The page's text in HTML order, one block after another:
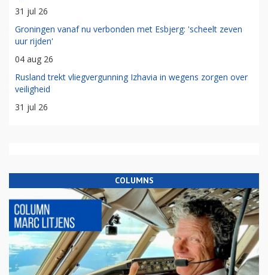
31 jul 26
Groningen vanaf nu verbonden met Esbjerg: 'scheelt zeven
uur rijden'
04 aug 26
Rusland trekt vliegvergunning Izhavia in wegens zorgen over
veiligheid
31 jul 26
COLUMNS